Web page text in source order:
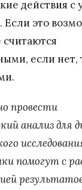
действия с
Если это
если нет,
провести
анализ для
помогут с